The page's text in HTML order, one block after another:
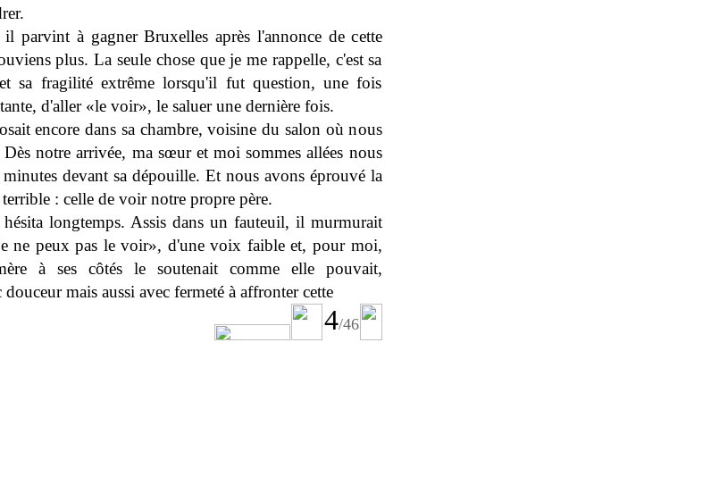
parvint à gagner Bruxelles après l'annonce de cette
plus. La seule chose que je me rappelle, c'est sa
sa fragilité extrême lorsqu'il fut question, une fois
d'aller «le voir», le saluer une dernière fois.
encore dans sa chambre, voisine du salon où nous
notre arrivée, ma sœur et moi sommes allées nous
devant sa dépouille. Et nous avons éprouvé la
: celle de voir notre propre père.
longtemps. Assis dans un fauteuil, il murmurait
ne peux pas le voir», d'une voix faible et, pour moi,
à ses côtés le soutenait comme elle pouvait,
mais aussi avec fermeté à affronter cette
4/46